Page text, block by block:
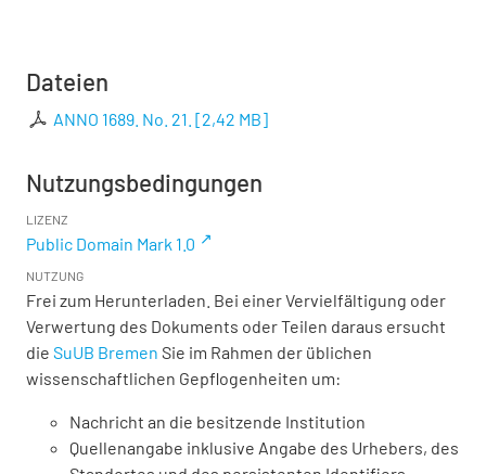
Dateien
ANNO 1689. No. 21. [2,42 MB]
Nutzungsbedingungen
LIZENZ
Public Domain Mark 1.0
NUTZUNG
Frei zum Herunterladen. Bei einer Vervielfältigung oder
Verwertung des Dokuments oder Teilen daraus ersucht
die SuUB Bremen Sie im Rahmen der üblichen
wissenschaftlichen Gepflogenheiten um:
Nachricht an die besitzende Institution
Quellenangabe inklusive Angabe des Urhebers, des